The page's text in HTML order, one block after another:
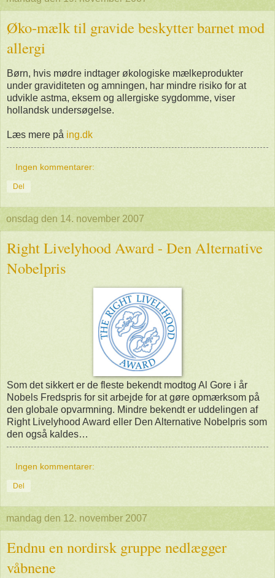
Øko-mælk til gravide beskytter barnet mod
allergi
Børn, hvis mødre indtager økologiske mælkeprodukter
under graviditeten og amningen, har mindre risiko for at
udvikle astma, eksem og allergiske sygdomme, viser
hollandsk undersøgelse.
Læs mere på ing.dk
Ingen kommentarer:
Del
onsdag den 14. november 2007
Right Livelyhood Award - Den Alternative
Nobelpris
Som det sikkert er de fleste bekendt modtog Al Gore i år
Nobels Fredspris for sit arbejde for at gøre opmærksom på
den globale opvarmning. Mindre bekendt er uddelingen af
Right Livelyhood Award eller Den Alternative Nobelpris som
den også kaldes…
Ingen kommentarer:
Del
mandag den 12. november 2007
Endnu en nordirsk gruppe nedlægger
våbnene